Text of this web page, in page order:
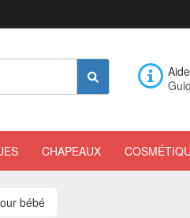
Aide
CHAPEAUX
bébé